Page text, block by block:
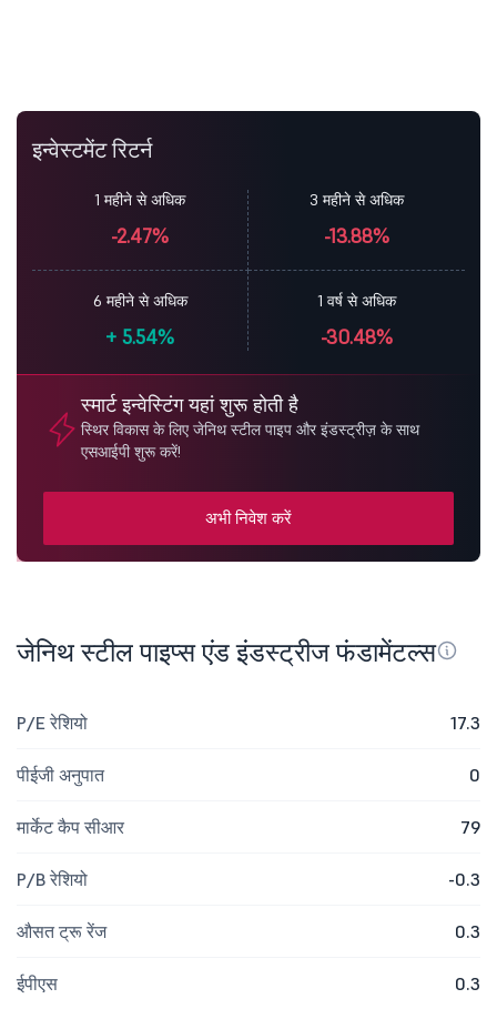
इन्वेस्टमेंट रिटर्न
1 महीने से अधिक
-2.47%
3 महीने से अधिक
-13.88%
6 महीने से अधिक
+ 5.54%
1 वर्ष से अधिक
-30.48%
स्मार्ट इन्वेस्टिंग यहां शुरू होती है
स्थिर विकास के लिए जेनिथ स्टील पाइप और इंडस्ट्रीज़ के साथ
एसआईपी शुरू करें!
अभी निवेश करें
जेनिथ स्टील पाइप्स एंड इंडस्ट्रीज फंडामेंटल्स
P/E रेशियो 17.3
पीईजी अनुपात 0
मार्केट कैप सीआर 79
P/B रेशियो -0.3
औसत ट्रू रेंज 0.3
ईपीएस 0.3